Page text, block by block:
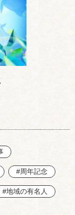
#周年記念
#地域の有名人